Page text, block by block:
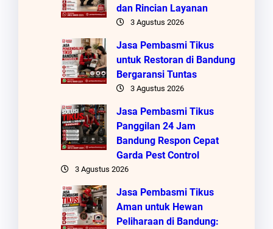
dan Rincian Layanan
3 Agustus 2026
Jasa Pembasmi Tikus
untuk Restoran di Bandung
Bergaransi Tuntas
3 Agustus 2026
Jasa Pembasmi Tikus
Panggilan 24 Jam
Bandung Respon Cepat
Garda Pest Control
3 Agustus 2026
Jasa Pembasmi Tikus
Aman untuk Hewan
Peliharaan di Bandung: